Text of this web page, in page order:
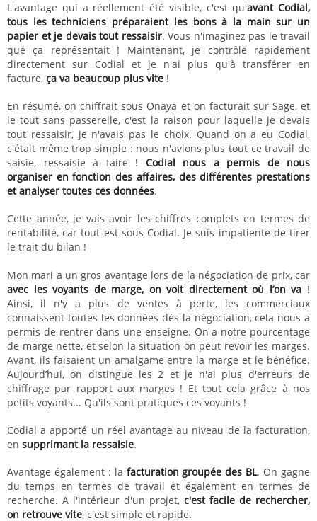
L'avantage qui a réellement été visible, c'est qu'avant Codial,
tous les techniciens préparaient les bons à la main sur un
papier et je devais tout ressaisir. Vous n'imaginez pas le travail
que ça représentait ! Maintenant, je contrôle rapidement
directement sur Codial et je n'ai plus qu'à transférer en
facture, ça va beaucoup plus vite !
En résumé, on chiffrait sous Onaya et on facturait sur Sage, et
le tout sans passerelle, c'est la raison pour laquelle je devais
tout ressaisir, je n'avais pas le choix. Quand on a eu Codial,
c'était même trop simple : nous n'avions plus tout ce travail de
saisie, ressaisie à faire ! Codial nous a permis de nous
organiser en fonction des affaires, des différentes prestations
et analyser toutes ces données.
Cette année, je vais avoir les chiffres complets en termes de
rentabilité, car tout est sous Codial. Je suis impatiente de tirer
le trait du bilan !
Mon mari a un gros avantage lors de la négociation de prix, car
avec les voyants de marge, on voit directement où l’on va !
Ainsi, il n'y a plus de ventes à perte, les commerciaux
connaissent toutes les données dès la négociation, cela nous a
permis de rentrer dans une enseigne. On a notre pourcentage
de marge nette, et selon la situation on peut revoir les marges.
Avant, ils faisaient un amalgame entre la marge et le bénéfice.
Aujourd’hui, on distingue les 2 et je n'ai plus d'erreurs de
chiffrage par rapport aux marges ! Et tout cela grâce à nos
petits voyants... Qu'ils sont pratiques ces voyants !
Codial a apporté un réel avantage au niveau de la facturation,
en supprimant la ressaisie.
Avantage également : la facturation groupée des BL. On gagne
du temps en termes de travail et également en termes de
recherche. A l'intérieur d'un projet, c'est facile de rechercher,
on retrouve vite, c'est simple et rapide.